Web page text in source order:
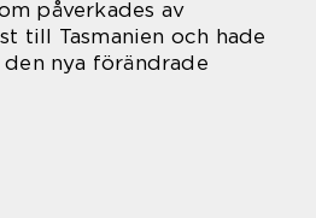
påverkades av
till Tasmanien och hade
nya förändrade